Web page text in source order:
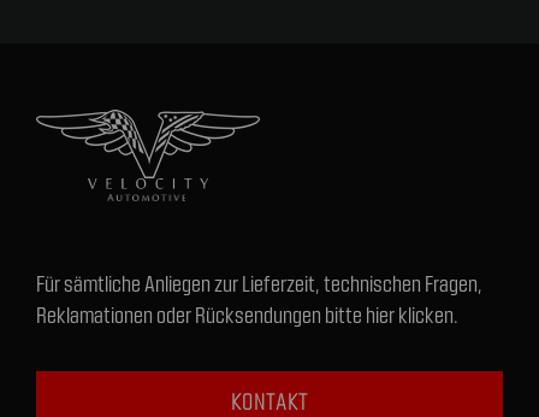
Für sämtliche Anliegen zur Lieferzeit, technischen Fragen,
Reklamationen oder Rücksendungen bitte hier klicken.
KONTAKT